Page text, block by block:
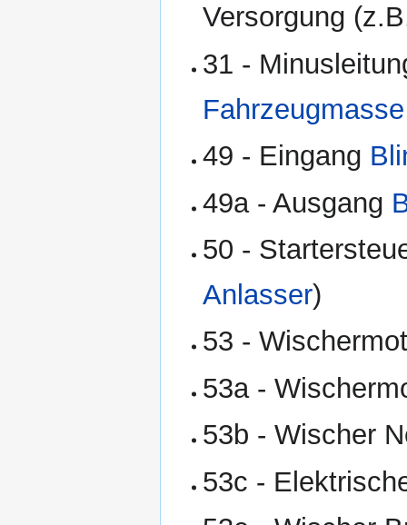
Versorgung
31 -
Fahrzeugmasse
49 - Eingang
49a - Ausgang
50 -
Anlasser)
53 -
53a -
53b - Wischer
53c -